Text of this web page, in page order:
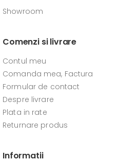
Showroom
Comenzi si livrare
Contul meu
Comanda mea, Factura
Formular de contact
Despre livrare
Plata in rate
Returnare produs
Informatii